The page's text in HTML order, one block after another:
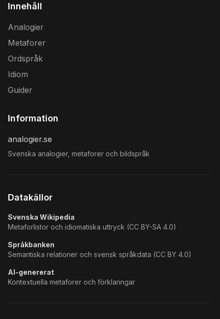
Innehåll
Analogier
Metaforer
Ordspråk
Idiom
Guider
Information
analogier.se
Svenska analogier, metaforer och bildspråk
Datakällor
Svenska Wikipedia
Metaforlistor och idiomatiska uttryck (CC BY-SA 4.0)
Språkbanken
Semantiska relationer och svensk språkdata (CC BY 4.0)
AI-genererat
Kontextuella metaforer och förklaringar